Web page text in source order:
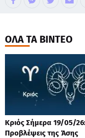
ΟΛΑ ΤΑ ΒΙΝΤΕΟ
Κριός Σήμερα 19/05/
Προβλέψεις της Άσης